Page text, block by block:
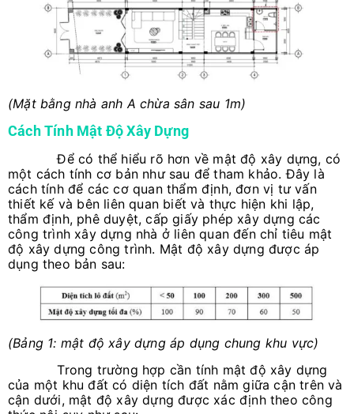
(Mặt bằng nhà anh A chừa sân sau 1m)
Cách Tính Mật Độ Xây Dựng
Để có thể hiểu rõ hơn về mật độ xây dựng, có
một cách tính cơ bản như sau để tham khảo. Đây là
cách tính để các cơ quan thẩm định, đơn vị tư vấn
thiết kế và bên liên quan biết và thực hiện khi lập,
thẩm định, phê duyệt, cấp giấy phép xây dựng các
công trình xây dựng nhà ở liên quan đến chỉ tiêu mật
độ xây dựng công trình. Mật độ xây dựng được áp
dụng theo bản sau:
(Bảng 1: mật độ xây dựng áp dụng chung khu vực)
Trong trường hợp cần tính mật độ xây dựng
của một khu đất có diện tích đất nằm giữa cận trên và
cận dưới, mật độ xây dựng được xác định theo công